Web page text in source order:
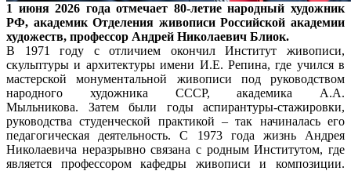
1 июня 2026 года отмечает 80-летие народный художник
РФ, академик Отделения живописи Российской академии
художеств, профессор Андрей Николаевич Блиок.
В 1971 году с отличием окончил Институт живописи,
скульптуры и архитектуры имени И.Е. Репина, где учился в
мастерской монументальной живописи под руководством
народного художника СССР, академика А.А.
Мыльникова. Затем были годы аспирантуры-стажировки,
руководства студенческой практикой – так начиналась его
педагогическая деятельность. С 1973 года жизнь Андрея
Николаевича неразрывно связана с родным Институтом, где
является профессором кафедры живописи и композиции.